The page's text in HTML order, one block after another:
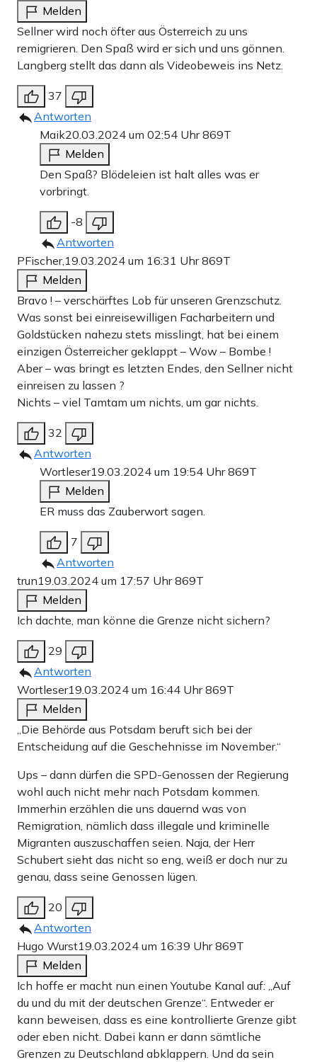
Melden
Sellner wird noch öfter aus Österreich zu uns
remigrieren. Den Spaß wird er sich und uns gönnen.
Langberg stellt das dann als Videobeweis ins Netz.
37
Antworten
Maik20.03.2024 um 02:54 Uhr869T
Melden
Den Spaß? Blödeleien ist halt alles was er
vorbringt.
-8
Antworten
PFischer,19.03.2024 um 16:31 Uhr869T
Melden
Bravo ! – verschärftes Lob für unseren Grenzschutz.
Was sonst bei einreisewilligen Facharbeitern und
Goldstücken nahezu stets misslingt, hat bei einem
einzigen Österreicher geklappt – Wow – Bombe !
Aber – was bringt es letzten Endes, den Sellner nicht
einreisen zu lassen ?
Nichts – viel Tamtam um nichts, um gar nichts.
32
Antworten
Wortleser19.03.2024 um 19:54 Uhr869T
Melden
ER muss das Zauberwort sagen.
7
Antworten
trun19.03.2024 um 17:57 Uhr869T
Melden
Ich dachte, man könne die Grenze nicht sichern?
29
Antworten
Wortleser19.03.2024 um 16:44 Uhr869T
Melden
„Die Behörde aus Potsdam beruft sich bei der
Entscheidung auf die Geschehnisse im November.“
Ups – dann dürfen die SPD-Genossen der Regierung
wohl auch nicht mehr nach Potsdam kommen.
Immerhin erzählen die uns dauernd was von
Remigration, nämlich dass illegale und kriminelle
Migranten auszuschaffen seien. Naja, der Herr
Schubert sieht das nicht so eng, weiß er doch nur zu
genau, dass seine Genossen lügen.
20
Antworten
Hugo Wurst19.03.2024 um 16:39 Uhr869T
Melden
Ich hoffe er macht nun einen Youtube Kanal auf: „Auf
du und du mit der deutschen Grenze“. Entweder er
kann beweisen, dass es eine kontrollierte Grenze gibt
oder eben nicht. Dabei kann er dann sämtliche
Grenzen zu Deutschland abklappern. Und da sein